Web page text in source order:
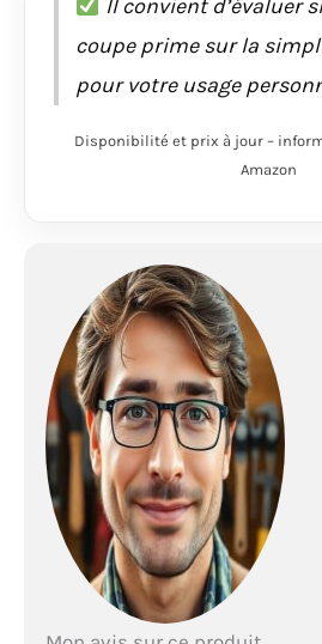
Il convient d’évaluer
coupe prime sur la
pour votre usage
Disponibilité et prix à jour –
Amazon